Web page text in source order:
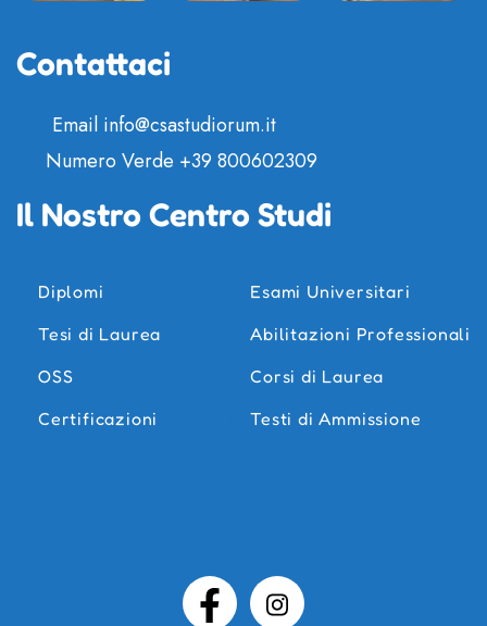
Contattaci
Email info@csastudiorum.it
Numero Verde +39 800602309
Il Nostro Centro Studi
Diplomi
Esami Universitari
Tesi di Laurea
Abilitazioni Professionali
OSS
Corsi di Laurea
Certificazioni
Testi di Ammissione